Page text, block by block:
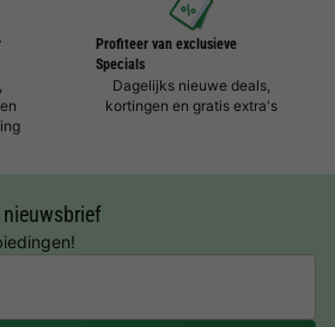
Profiteer van exclusieve
Specials
Dagelijks nieuwe deals,
kortingen en gratis extra's